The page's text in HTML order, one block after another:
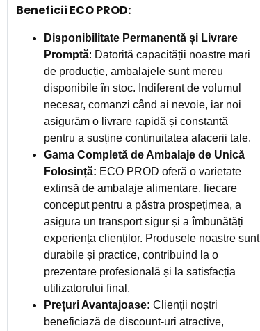
Beneficii ECO PROD:
Disponibilitate Permanentă și Livrare
Promptă: Datorită capacității noastre mari
de producție, ambalajele sunt mereu
disponibile în stoc. Indiferent de volumul
necesar, comanzi când ai nevoie, iar noi
asigurăm o livrare rapidă și constantă
pentru a susține continuitatea afacerii tale.
Gama Completă de Ambalaje de Unică
Folosință: ECO PROD oferă o varietate
extinsă de ambalaje alimentare, fiecare
conceput pentru a păstra prospețimea, a
asigura un transport sigur și a îmbunătăți
experiența clienților. Produsele noastre sunt
durabile și practice, contribuind la o
prezentare profesională și la satisfacția
utilizatorului final.
Prețuri Avantajoase: Clienții noștri
beneficiază de discount-uri atractive,